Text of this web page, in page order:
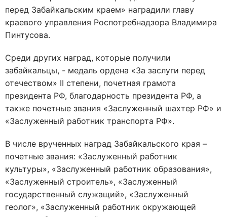
перед Забайкальским краем» наградили главу
краевого управления Роспотребнадзора Владимира
Пинтусова.
Среди других наград, которые получили
забайкальцы, - медаль ордена «За заслуги перед
отечеством» II степени, почетная грамота
президента РФ, благодарность президента РФ, а
также почетные звания «Заслуженный шахтер РФ» и
«Заслуженный работник транспорта РФ».
В числе врученных наград Забайкальского края –
почетные звания: «Заслуженный работник
культуры», «Заслуженный работник образования»,
«Заслуженный строитель», «Заслуженный
государственный служащий», «Заслуженный
геолог», «Заслуженный работник окружающей